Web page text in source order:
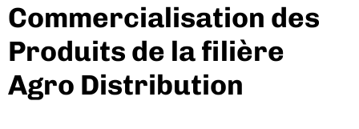
Commercialisation des
Produits de la filière
Agro Distribution